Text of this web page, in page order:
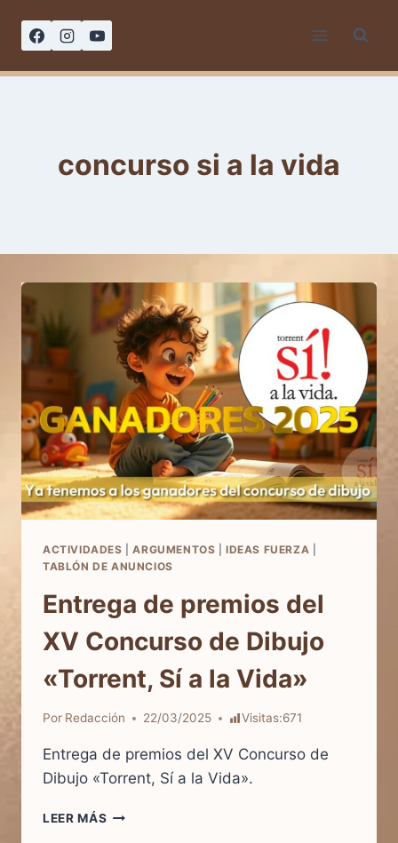
concurso si a la vida
ACTIVIDADES |ARGUMENTOS |IDEAS FUERZA
TABLÓN DE ANUNCIOS
Entrega de premios del
XV Concurso de Dibujo
«Torrent, Sí a la Vida»
Por Redacción 22/03/2025 Visitas:671
Entrega de premios del XV Concurso de
Dibujo «Torrent, Sí a la Vida».
LEER MÁS ENTREGA